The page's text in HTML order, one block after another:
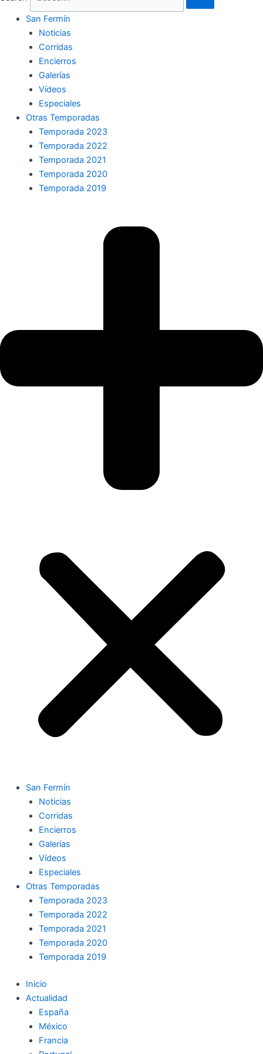
San Fermín
Noticias
Corridas
Encierros
Galerías
Vídeos
Especiales
Otras Temporadas
Temporada 2023
Temporada 2022
Temporada 2021
Temporada 2020
Temporada 2019
San Fermín
Noticias
Corridas
Encierros
Galerías
Vídeos
Especiales
Otras Temporadas
Temporada 2023
Temporada 2022
Temporada 2021
Temporada 2020
Temporada 2019
Inicio
Actualidad
España
México
Francia